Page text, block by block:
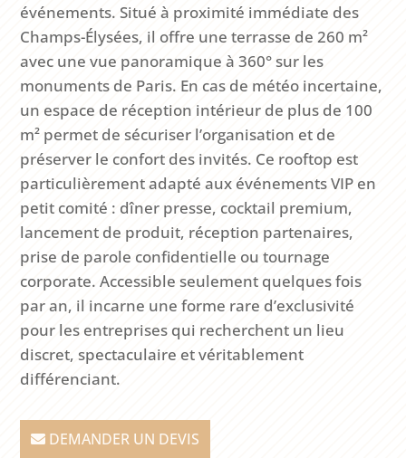
événements. Situé à proximité immédiate des
Champs-Élysées, il offre une terrasse de 260 m²
avec une vue panoramique à 360° sur les
monuments de Paris. En cas de météo incertaine,
un espace de réception intérieur de plus de 100
m² permet de sécuriser l’organisation et de
préserver le confort des invités. Ce rooftop est
particulièrement adapté aux événements VIP en
petit comité : dîner presse, cocktail premium,
lancement de produit, réception partenaires,
prise de parole confidentielle ou tournage
corporate. Accessible seulement quelques fois
par an, il incarne une forme rare d’exclusivité
pour les entreprises qui recherchent un lieu
discret, spectaculaire et véritablement
différenciant.
DEMANDER UN DEVIS